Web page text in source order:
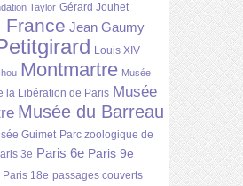
Taylor Gérard Jouhet
France Jean Gaumy
Louis XIV
Montmartre Musée
la Libération de Paris Musée
Musée du Barreau
Guimet Parc zoologique de
3e Paris 6e Paris 9e
Paris 18e passages couverts